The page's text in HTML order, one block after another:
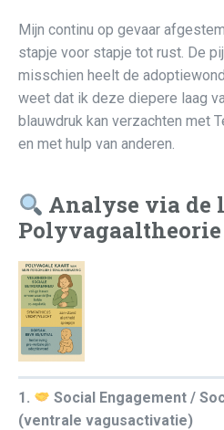
Mijn continu op gevaar
stapje voor stapje tot rust. De
misschien heelt de
weet dat ik deze diepere laag
blauwdruk kan verzachten met
en met hulp van anderen.
Analyse via de
Polyvagaaltheorie
1.
Social Engagement /
(ventrale vagusactivatie)